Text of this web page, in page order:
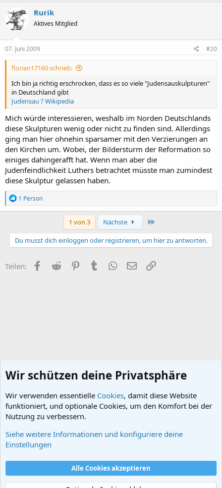
Rurik
Aktives Mitglied
07. Juni 2009 #20
florian17160 schrieb:
Ich bin ja richtig erschrocken, dass es so viele "Judensauskulpturen"
in Deutschland gibt
Judensau ? Wikipedia
Mich würde interessieren, weshalb im Norden Deutschlands
diese Skulpturen wenig oder nicht zu finden sind. Allerdings
ging man hier ohnehin sparsamer mit den Verzierungen an
den Kirchen um. Wobei, der Bildersturm der Reformation so
einiges dahingerafft hat. Wenn man aber die
Judenfeindlichkeit Luthers betrachtet müsste man zumindest
diese Skulptur gelassen haben.
R
e
a
i
o
n
1 Person
1 von 3 Nächste
Du musst dich einloggen oder registrieren, um hier zu antworten.
Teilen: Facebook
Reddit PinterestTumblr WhatsApp
E-Mail
Sonstiges im Mittelalter
Nutzungsbedingungen
Datenschutz
Hilfe und Impressum
Start
R
Wir schützen deine Privatsphäre
Wir verwenden essentielle Cookies, damit diese Website
funktioniert, und optionale Cookies, um den Komfort bei der
Nutzung zu verbessern.
Siehe weitere Informationen und konfiguriere deine
Einstellungen
Alle Cookies akzeptieren